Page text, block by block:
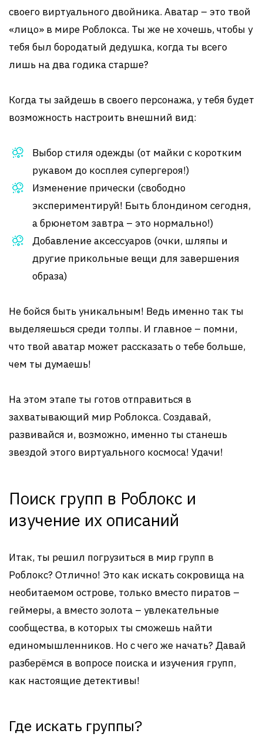
своего виртуального двойника. Аватар – это твой
«лицо» в мире Роблокса. Ты же не хочешь, чтобы у
тебя был бородатый дедушка, когда ты всего
лишь на два годика старше?
Когда ты зайдешь в своего персонажа, у тебя будет
возможность настроить внешний вид:
Выбор стиля одежды (от майки с коротким
рукавом до косплея супергероя!)
Изменение прически (свободно
экспериментируй! Быть блондином сегодня,
а брюнетом завтра – это нормально!)
Добавление аксессуаров (очки, шляпы и
другие прикольные вещи для завершения
образа)
Не бойся быть уникальным! Ведь именно так ты
выделяешься среди толпы. И главное – помни,
что твой аватар может рассказать о тебе больше,
чем ты думаешь!
На этом этапе ты готов отправиться в
захватывающий мир Роблокса. Создавай,
развивайся и, возможно, именно ты станешь
звездой этого виртуального космоса! Удачи!
Поиск групп в Роблокс и
изучение их описаний
Итак, ты решил погрузиться в мир групп в
Роблокс? Отлично! Это как искать сокровища на
необитаемом острове, только вместо пиратов –
геймеры, а вместо золота – увлекательные
сообщества, в которых ты сможешь найти
единомышленников. Но с чего же начать? Давай
разберёмся в вопросе поиска и изучения групп,
как настоящие детективы!
Где искать группы?